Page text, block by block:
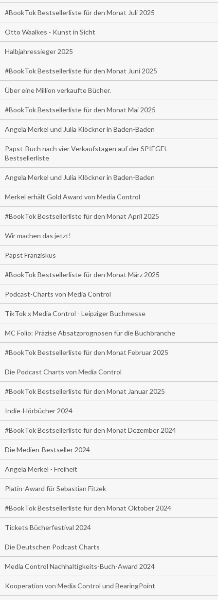
#BookTok Bestsellerliste für den Monat Juli 2025
Otto Waalkes - Kunst in Sicht
Halbjahressieger 2025
#BookTok Bestsellerliste für den Monat Juni 2025
Über eine Million verkaufte Bücher.
#BookTok Bestsellerliste für den Monat Mai 2025
Angela Merkel und Julia Klöckner in Baden-Baden
Papst-Buch nach vier Verkaufstagen auf der SPIEGEL-
Bestsellerliste
Angela Merkel und Julia Klöckner in Baden-Baden
Merkel erhält Gold Award von Media Control
#BookTok Bestsellerliste für den Monat April 2025
Wir machen das jetzt!
Papst Franziskus
#BookTok Bestsellerliste für den Monat März 2025
Podcast-Charts von Media Control
TikTok x Media Control - Leipziger Buchmesse
MC Folio: Präzise Absatzprognosen für die Buchbranche
#BookTok Bestsellerliste für den Monat Februar 2025
Die Podcast Charts von Media Control
#BookTok Bestsellerliste für den Monat Januar 2025
Indie-Hörbücher 2024
#BookTok Bestsellerliste für den Monat Dezember 2024
Die Medien-Bestseller 2024
Angela Merkel - Freiheit
Platin-Award für Sebastian Fitzek
#BookTok Bestsellerliste für den Monat Oktober 2024
Tickets Bücherfestival 2024
Die Deutschen Podcast Charts
Media Control Nachhaltigkeits-Buch-Award 2024
Kooperation von Media Control und BearingPoint